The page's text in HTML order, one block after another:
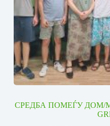
СРЕДБА ПОМЕЃУ ДОМ/